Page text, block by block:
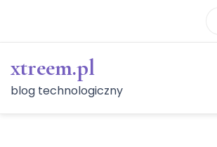
content
xtreem.pl
blog technologiczny